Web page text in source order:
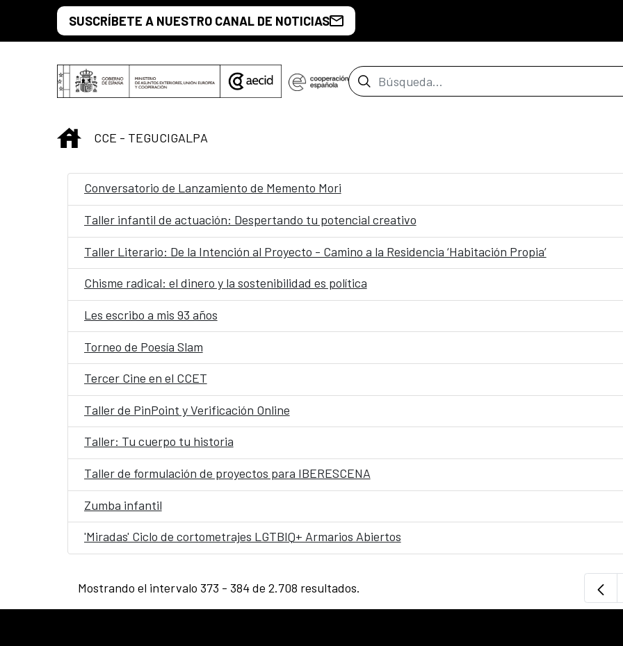
Saltar al contenido principal
SUSCRÍBETE A NUESTRO CANAL DE NOTICIAS
Barra de búsqueda
INICIO
CCE - TEGUCIGALPA
Conversatorio de Lanzamiento de Memento Mori
Taller infantil de actuación: Despertando tu potencial creativo
Taller Literario: De la Intención al Proyecto - Camino a la Residencia ‘Habitación Propia’
Chisme radical: el dinero y la sostenibilidad es política
Les escribo a mis 93 años
Torneo de Poesía Slam
Tercer Cine en el CCET
Taller de PinPoint y Verificación Online
Taller: Tu cuerpo tu historia
Taller de formulación de proyectos para IBERESCENA
Zumba infantil
'Miradas' Ciclo de cortometrajes LGTBIQ+ Armarios Abiertos
Mostrando el intervalo 373 - 384 de 2.708 resultados.